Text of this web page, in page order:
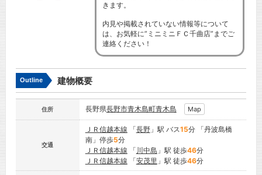
きます。
内見や掲載されていない情報等について
は、お気軽に”ミニミニＦＣ千曲店”までご
連絡ください！
Outline 建物概要
住所 長野県長野市青木島町青木島 Map
交通
ＪＲ信越本線 「長野」駅 バス15分 「丹波島橋
南」停歩5分
ＪＲ信越本線 「 川中島 」駅 徒歩46分
ＪＲ信越本線 「安茂里 」駅 徒歩46分